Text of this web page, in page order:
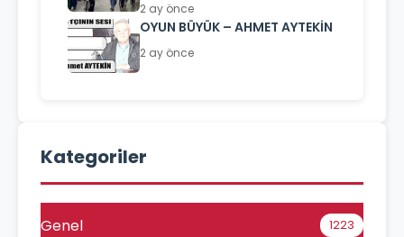
2 ay önce
OYUN BÜYÜK – AHMET AYTEKİN
2 ay önce
Kategoriler
Genel 1223